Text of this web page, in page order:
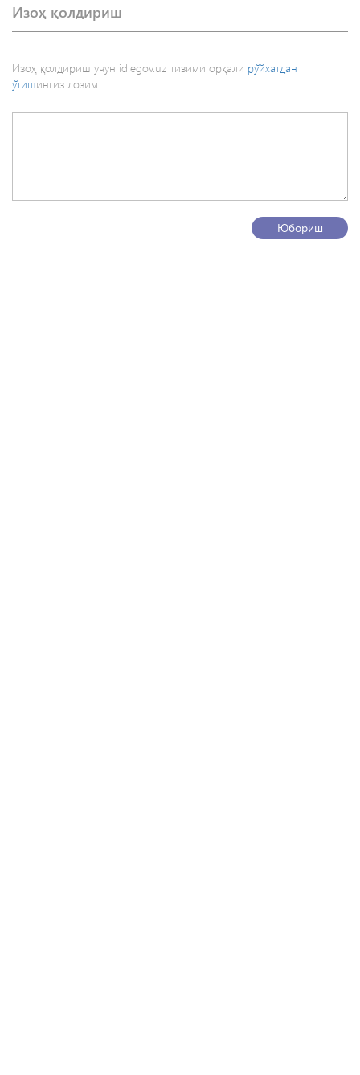
Изоҳ қолдириш
Изоҳ қолдириш учун id.egov.uz тизими орқали рўйхатдан
ўтишингиз лозим
Юбориш